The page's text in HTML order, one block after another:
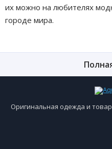
их можно на любителях
городе мира.
Оригинальная одежда и